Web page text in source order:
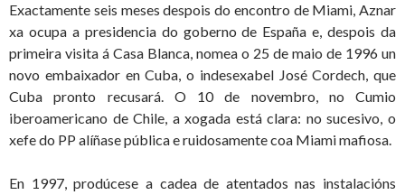
Exactamente seis meses despois do encontro de Miami, Aznar
xa ocupa a presidencia do goberno de España e, despois da
primeira visita á Casa Blanca, nomea o 25 de maio de 1996 un
novo embaixador en Cuba, o indesexabel José Cordech, que
Cuba pronto recusará. O 10 de novembro, no Cumio
iberoamericano de Chile, a xogada está clara: no sucesivo, o
xefe do PP alíñase pública e ruidosamente coa Miami mafiosa.
En 1997, prodúcese a cadea de atentados nas instalacións